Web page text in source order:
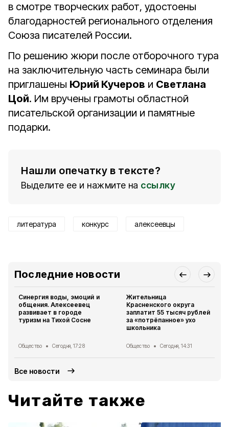
в смотре творческих работ, удостоены
благодарностей регионального отделения
Союза писателей России.
По решению жюри после отборочного тура
на заключительную часть семинара были
приглашены Юрий Кучеров и Светлана
Цой. Им вручены грамоты областной
писательской организации и памятные
подарки.
Нашли опечатку в тексте?
Выделите ее и нажмите на ссылку
литература конкурс алексеевцы
Последние новости
Синергия воды, эмоций и
общения. Алексеевец
развивает в городе
туризм на Тихой Сосне
Общество Сегодня, 17:28
Жительница
Красненского округа
заплатит 55 тысяч рублей
за «потрёпанное» ухо
школьника
Общество Сегодня, 14:31
Все новости
Читайте также